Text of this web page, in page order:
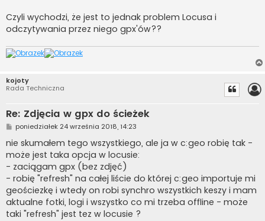
Czyli wychodzi, że jest to jednak problem Locusa i
odczytywania przez niego gpx'ów??
kojoty
Rada Techniczna
Re: Zdjęcia w gpx do ścieżek
P
o
s
t
poniedziałek 24 września 2018, 14:23
nie skumałem tego wszystkiego, ale ja w c:geo robię tak -
może jest taka opcja w locusie:
- zaciągam gpx (bez zdjęć)
- robię "refresh" na całej liście do której c:geo importuje mi
geościezkę i wtedy on robi synchro wszystkich keszy i mam
aktualne fotki, logi i wszystko co mi trzeba offline - może
taki "refresh" jest tez w locusie ?